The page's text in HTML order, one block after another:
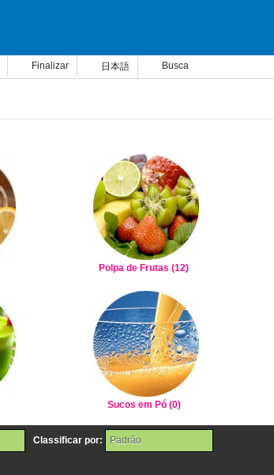
Finalizar 日本語 Busca
Polpa de Frutas (12)
Sucos em Pó (0)
Classificar por: Padrão